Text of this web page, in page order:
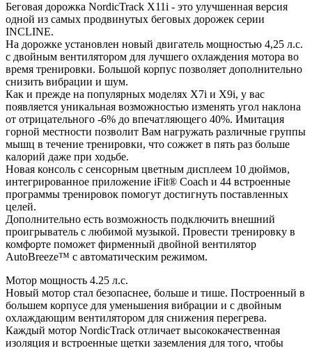
Беговая дорожка NordicTrack X11i - это улучшенная версия
одной из самых продвинутых беговых дорожек серии
INCLINE.
На дорожке установлен новый двигатель мощностью 4,25 л.с.
с двойным вентилятором для лучшего охлаждения мотора во
время тренировки. Большой корпус позволяет дополнительно
снизить вибрации и шум.
Как и прежде на популярных моделях X7i и Х9i, у вас
появляется уникальная возможностью изменять угол наклона
от отрицательного -6% до впечатляющего 40%. Имитация
горной местности позволит Вам нагружать различные группы
мышц в течение тренировки, что сожжет в пять раз больше
калорий даже при ходьбе.
Новая консоль с сенсорным цветным дисплеем 10 дюймов,
интегрированное приложение iFit® Coach и 44 встроенные
программы тренировок помогут достигнуть поставленных
целей.
Дополнительно есть возможность подключить внешний
проигрыватель с любимой музыкой. Провести тренировку в
комфорте поможет фирменный двойной вентилятор
AutoBreeze™ c автоматическим режимом.
Мотор мощность 4.25 л.с.
Новый мотор стал безопаснее, больше и тише. Построенный в
большем корпусе для уменьшения вибрации и с двойным
охлаждающим вентилятором для снижения перегрева.
Каждый мотор NordicTrack отличает высококачественная
изоляция и встроенные щетки заземления для того, чтобы